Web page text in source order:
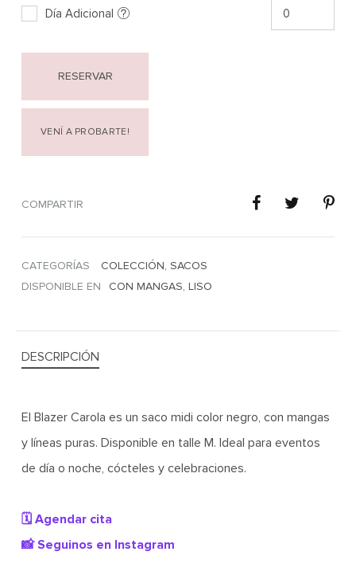
Día Adicional
RESERVAR
VENÍ A PROBARTE!
COMPARTIR
CATEGORÍAS COLECCIÓN, SACOS
DISPONIBLE EN
CON MANGAS, LISO
DESCRIPCIÓN
El Blazer Carola es un saco midi color negro, con mangas
y líneas puras. Disponible en talle M. Ideal para eventos
de día o noche, cócteles y celebraciones.
🗓️ Agendar cita
📸 Seguinos en Instagram